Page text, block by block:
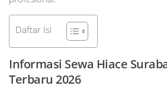
Daftar Isi
Informasi Sewa Hiace
Terbaru 2026